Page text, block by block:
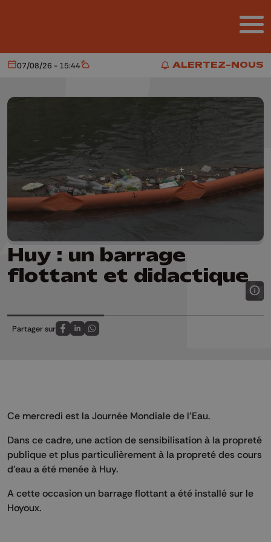
ALERTEZ-NOUS
ALERTEZ-NOUS
Aujourd'hui
07/08/26 - 15:44 Météo
Huy : un barrage
flottant et didactique
Partager sur
Partagez sur FaceBook
Partagez sur LinkedIn
Partagez sur Whatsapp
Ce mercredi est la Journée Mondiale de l'Eau.
Dans ce cadre, une action de sensibilisation à la propreté
publique et plus particulièrement à la propreté des cours
d'eau a été menée à Huy.
A cette occasion un barrage flottant a été installé sur le
Hoyoux.